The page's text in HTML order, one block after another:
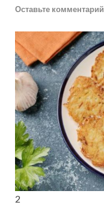
Оставьте комментарий
2